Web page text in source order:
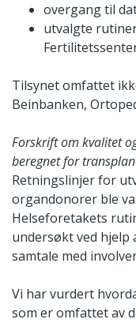
overgang til
utvalgte
Tilsynet omfattet
Beinbanken,
Forskrift om kvalitet
beregnet for
Retningslinjer for
organdonorer ble
Helseforetakets
undersøkt ved
samtale med
Vi har vurdert
som er omfattet av